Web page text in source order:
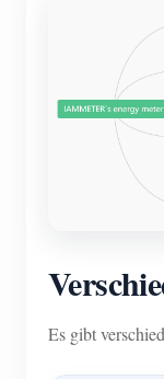
Es gibt